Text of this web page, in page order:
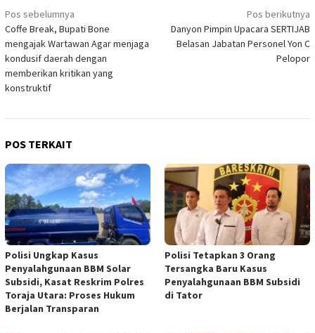
Navigasi
pos
Pos sebelumnya
Coffe Break, Bupati Bone
mengajak Wartawan Agar menjaga
kondusif daerah dengan
memberikan kritikan yang
konstruktif
Pos berikutnya
Danyon Pimpin Upacara SERTIJAB
Belasan Jabatan Personel Yon C
Pelopor
POS TERKAIT
Polisi Ungkap Kasus
Penyalahgunaan BBM Solar
Subsidi, Kasat Reskrim Polres
Toraja Utara: Proses Hukum
Berjalan Transparan
Polisi Tetapkan 3 Orang
Tersangka Baru Kasus
Penyalahgunaan BBM Subsidi
di Tator